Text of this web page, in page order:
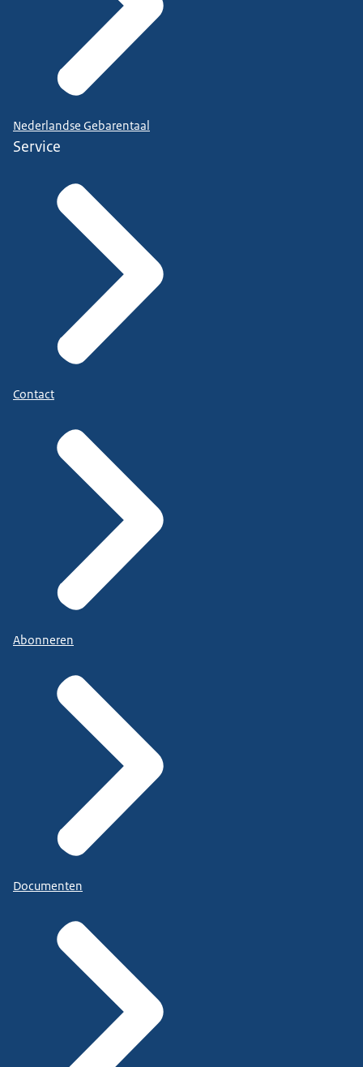
Nederlandse Gebarentaal
Service
Contact
Abonneren
Documenten